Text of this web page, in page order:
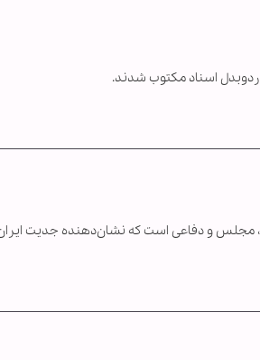
اسناد مکتوب شدند.
مجلس و دفاعی است که نشان‌دهنده جدیت